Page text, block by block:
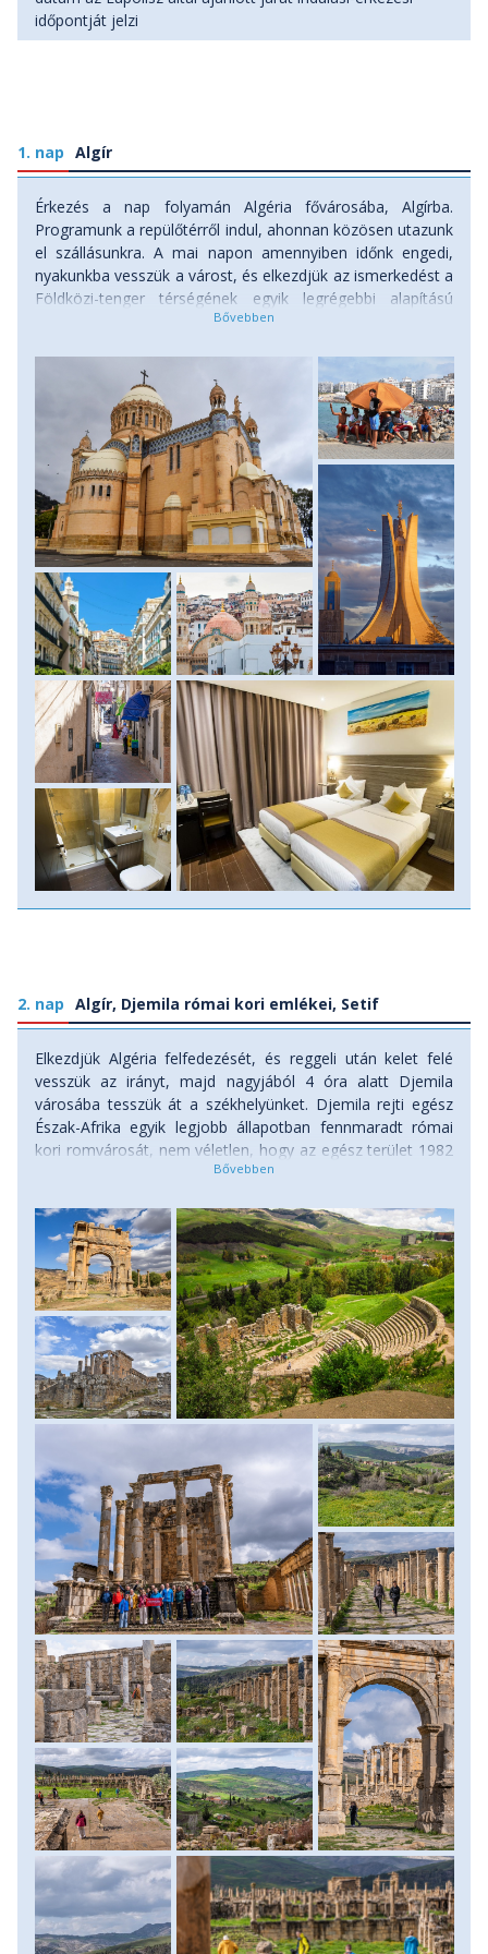
- a földöntúli panorámákról és hegycsúcsokról ismert
Ahaggar Nemzeti Park,
Világörökség
- gyerekcipőben járó turizmus, igazi tuareg vendégszeretet
időpontját jelzi
1. nap Algír
Érkezés a nap folyamán Algéria fővárosába, Algírba.
Programunk a repülőtérről indul, ahonnan közösen utazunk
el szállásunkra. A mai napon amennyiben időnk engedi,
nyakunkba vesszük a várost, és elkezdjük az ismerkedést a
Földközi-tenger térségének egyik legrégebbi alapítású
településével, a nagyjából 5 milliós népességű Algírral.
2. nap Algír, Djemila római kori emlékei, Setif
Elkezdjük Algéria felfedezését, és reggeli után kelet felé
vesszük az irányt, majd nagyjából 4 óra alatt Djemila
városába tesszük át a székhelyünket. Djemila rejti egész
Észak-Afrika egyik legjobb állapotban fennmaradt római
kori romvárosát, nem véletlen, hogy az egész terület 1982
óta az UNESCO Világörökség része. Djemila magában
fürdőt, diadalívet, lakóházakat, középületeket és jó
állapotban megmaradt utcákat is. A lenyűgöző romok egy
900 méteres magasságban fekvő sziklaszirten állnak, a
terület pedig igen kiterjedt, így nem sietünk mi sem, az
egész délutánt a környéken töltjük, és csak kora este
foglaljuk el szállásunkat a közeli Setif nagyvárosában.
Szállás: szálloda, ellátás: reggeli.